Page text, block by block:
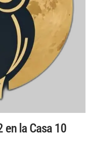
en la Casa 10